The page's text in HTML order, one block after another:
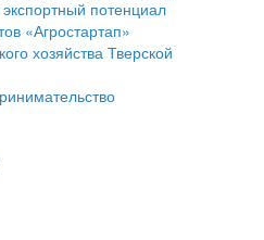
регламентов
субъектов малого и
потенциал
«Агростартап»
хозяйства Тверской